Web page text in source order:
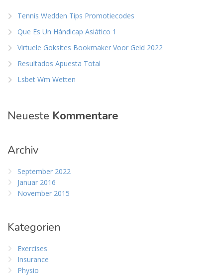
Tennis Wedden Tips Promotiecodes
Que Es Un Hándicap Asiático 1
Virtuele Goksites Bookmaker Voor Geld 2022
Resultados Apuesta Total
Lsbet Wm Wetten
Neueste Kommentare
Archiv
September 2022
Januar 2016
November 2015
Kategorien
Exercises
Insurance
Physio